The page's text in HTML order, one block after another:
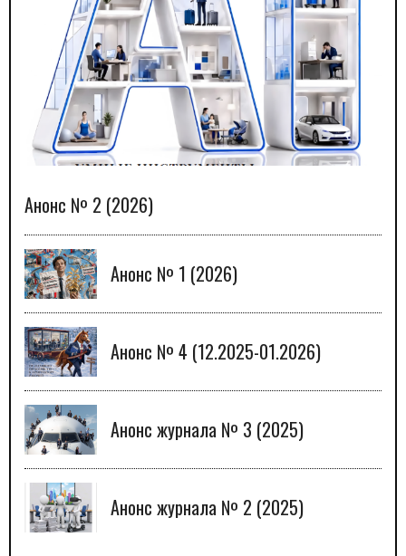
Анонс № 2 (2026)
Анонс № 1 (2026)
Анонс № 4 (12.2025-01.2026)
Анонс журнала № 3 (2025)
Анонс журнала № 2 (2025)